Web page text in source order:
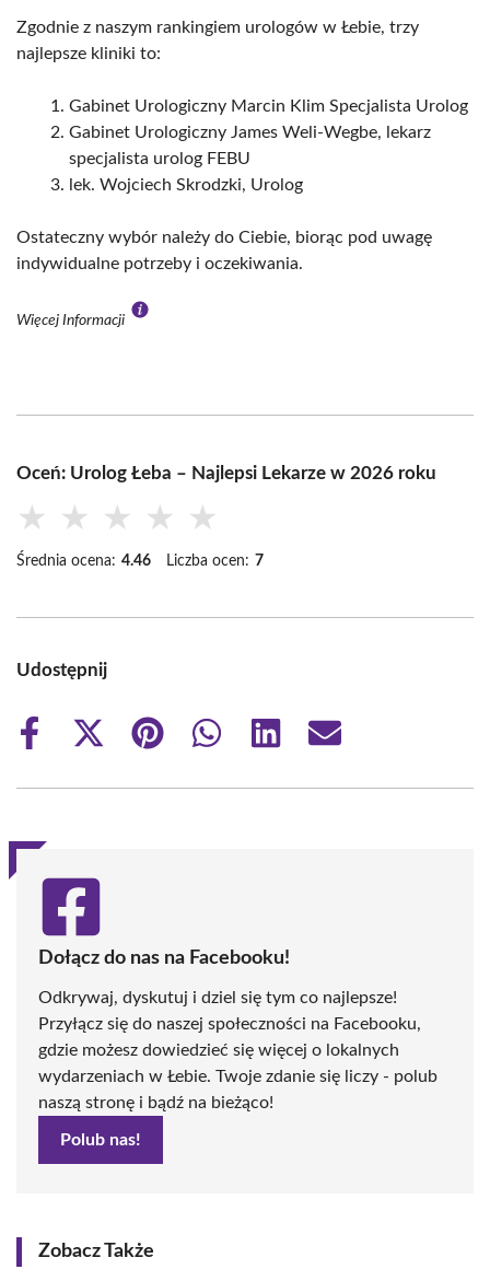
Zgodnie z naszym rankingiem urologów w Łebie, trzy
najlepsze kliniki to:
Gabinet Urologiczny Marcin Klim Specjalista Urolog
Gabinet Urologiczny James Weli-Wegbe, lekarz
specjalista urolog FEBU
lek. Wojciech Skrodzki, Urolog
Ostateczny wybór należy do Ciebie, biorąc pod uwagę
indywidualne potrzeby i oczekiwania.
Więcej Informacji
Oceń: Urolog Łeba – Najlepsi Lekarze w 2026 roku
★ ★ ★ ★ ★
Średnia ocena: 4.46 Liczba ocen: 7
Udostępnij
Share
Share
(Twitter)
Share
Share
Share
Share
Dołącz do nas na Facebooku!
Odkrywaj, dyskutuj i dziel się tym co najlepsze!
Przyłącz się do naszej społeczności na Facebooku,
gdzie możesz dowiedzieć się więcej o lokalnych
wydarzeniach w Łebie. Twoje zdanie się liczy - polub
naszą stronę i bądź na bieżąco!
Polub nas!
Zobacz Także